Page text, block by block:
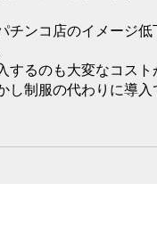
ンコ店のイメージ低
するのも大変なコスト
し制服の代わりに導入